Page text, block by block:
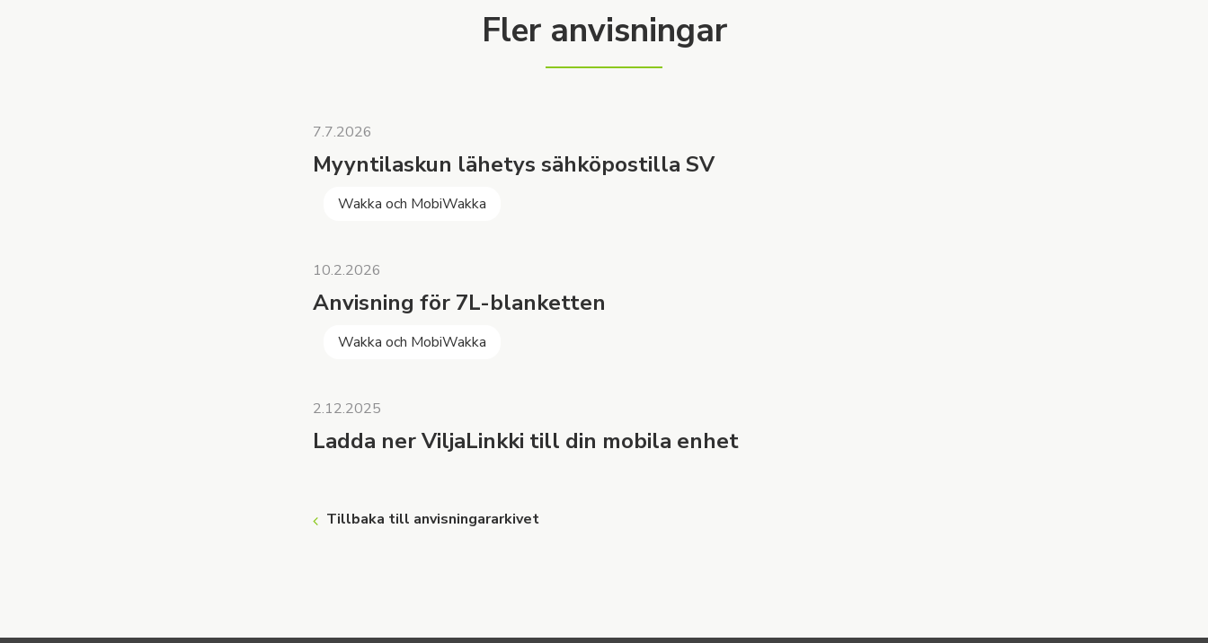
Fler anvisningar
7.7.2026
Myyntilaskun lähetys sähköpostilla SV
Wakka och MobiWakka
10.2.2026
Anvisning för 7L-blanketten
Wakka och MobiWakka
2.12.2025
Ladda ner ViljaLinkki till din mobila enhet
Tillbaka till anvisningararkivet